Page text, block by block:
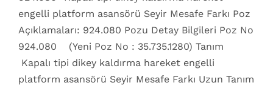
engelli platform asansörü Seyir Mesafe Farkı Poz
Açıklamaları: 924.080 Pozu Detay Bilgileri Poz No
924.080 (Yeni Poz No : 35.735.1280) Tanım
Kapalı tipi dikey kaldırma hareket engelli
platform asansörü Seyir Mesafe Farkı Uzun Tanım